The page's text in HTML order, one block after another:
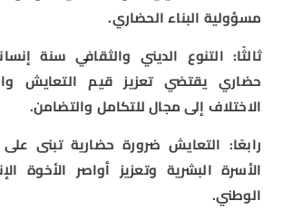
مسؤولية البناء الحضاري.
ثالثًا: التنوع الديني والثقافي سنة
حضاري يقتضي تعزيز قيم التعايش
الاختلاف إلى مجال للتكامل والتضامن.
رابعًا: التعايش ضرورة حضارية تبنى
الأسرة البشرية وتعزيز أواصر الأخوة
الوطني.